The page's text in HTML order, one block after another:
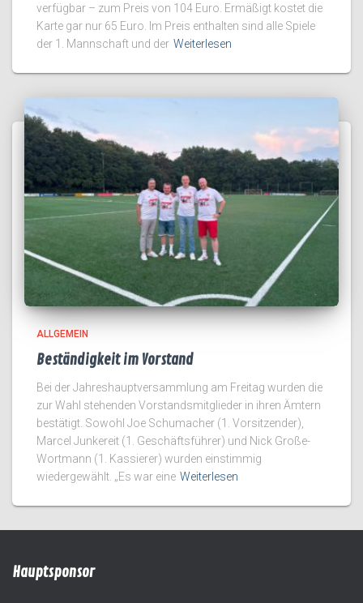
verfügbar – zum Preis von 104 Euro. Ermäßigt kostet die
Karte gar nur 65 Euro. Im Preis enthalten sind alle Spiele
der 1. Mannschaft und der Weiterlesen
ALLGEMEIN
Beständigkeit im Vorstand
Bei der Jahreshauptversammlung am Freitag wurden die
zur Wahl stehenden Vorstandsmitglieder in ihren Ämtern
bestätigt. Sowohl Joe Schumacher (1. Vorsitzender),
Marcel Junkereit (1. Geschäftsführer) und Nick Große-
Wortmann (1. Kassierer) wurden einstimmig
wiedergewählt. „Es war eine Weiterlesen
Hauptsponsor